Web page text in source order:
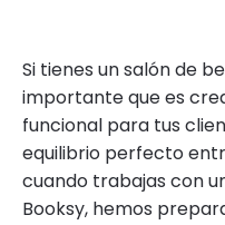
Si tienes un salón de
importante que es
funcional para tus
equilibrio perfecto
cuando trabajas con
Booksy, hemos